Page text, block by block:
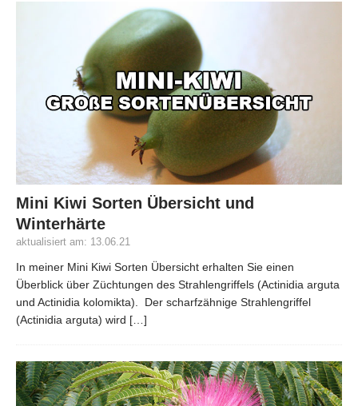
Mini Kiwi Sorten Übersicht und
Winterhärte
aktualisiert am: 13.06.21
In meiner Mini Kiwi Sorten Übersicht erhalten Sie einen
Überblick über Züchtungen des Strahlengriffels (Actinidia arguta
und Actinidia kolomikta). Der scharfzähnige Strahlengriffel
(Actinidia arguta) wird […]